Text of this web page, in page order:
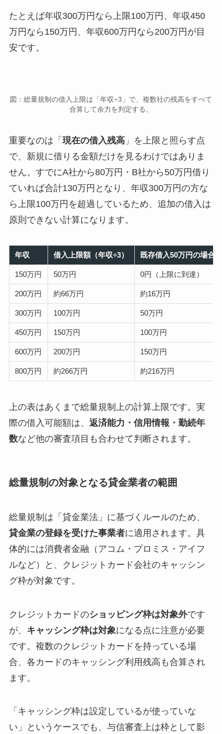
たとえば年収300万円なら上限100万円、年収450
万円なら150万円、年収600万円なら200万円が目
安です。
図：総量規制の借入上限は「年収÷3」で、複数社の残高をすべて
合算して余力を判定する。
重要なのは「 現在の借入残高」を上限と照らす点
で、新規に借りる金額だけを見るわけではありま
せん。すでにA社から80万円・B社から50万円借り
ていれば合計130万円となり、年収300万円の方な
ら上限100万円を超過しているため、追加の借入は
原則できない計算になります。
年収 借入上限額（年収÷3） 既存借入50万円の場合
150万円 50万円 0円（上限に到達）
200万円 約66万円 約16万円
300万円 100万円 50万円
450万円 150万円 100万円
600万円 200万円 150万円
800万円 約266万円 約216万円
上の表はあくまで総量規制上の計算上限です。実
際の借入可能額は、 返済能力・信用情報・勤続年
数など他の審査項目も合わせて判断されます。
総量規制の対象となる貸金業者の範囲
総量規制は「貸金業法」に基づくルールのため、
貸金業の登録を受けた事業者に適用されます。具
体的には消費者金融（アコム・プロミス・アイフ
ルなど）と、クレジットカード会社のキャッシン
グ枠が対象です。
クレジットカードのショッピング枠は対象外です
が、 キャッシング枠は対象になる点に注意が必要
です。複数のクレジットカードを持っている場
合、各カードのキャッシング利用残高も合算され
ます。
「キャッシング枠は設定しているが使っていな
い」というケースでも、与信審査上は枠として影